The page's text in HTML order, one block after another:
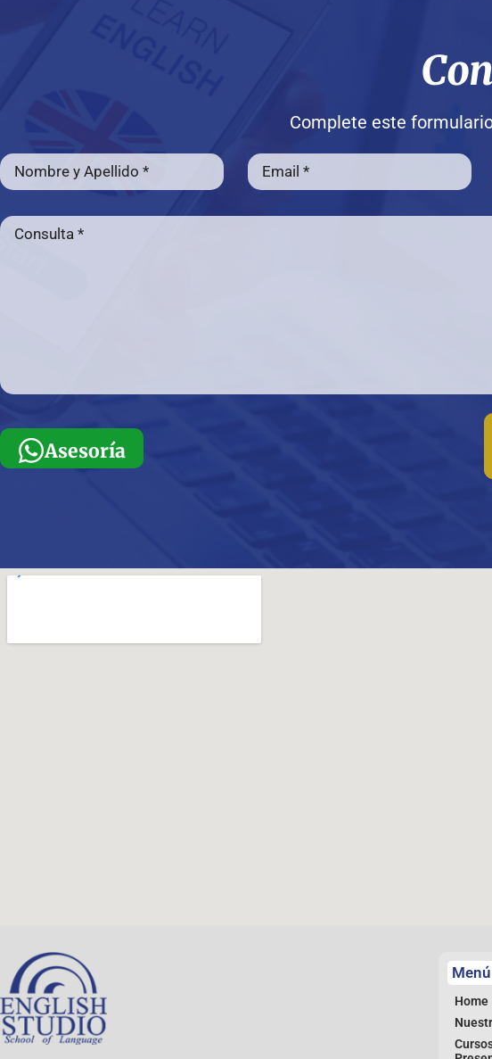
Complete este
Asesoría
Menú
Home